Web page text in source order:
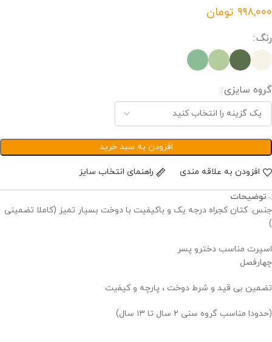
تومان
رنگ
گروه سایزی
افزودن به سبد خرید
افزودن به علاقه مندی راهنمای انتخاب سایز
توضیحات
جنس: کتان کجراه درجه یک و باكيفيت با دوخت بسيار تمیز (کاملا تضمینی
)
اسپرت مناسب دخترو پسر
چهارفصل
تضمین بی قید و شرط دوخت ، پارچه و کیفیت
(حدودا مناسب گروه سنی ۲ سال تا ۱۳ سال)